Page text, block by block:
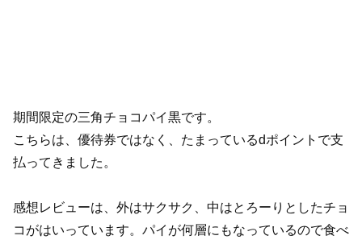
期間限定の三角チョコパイ黒です。
こちらは、優待券ではなく、たまっているdポイントで支
払ってきました。
感想レビューは、外はサクサク、中はとろーりとしたチョ
コがはいっています。パイが何層にもなっているので食べ